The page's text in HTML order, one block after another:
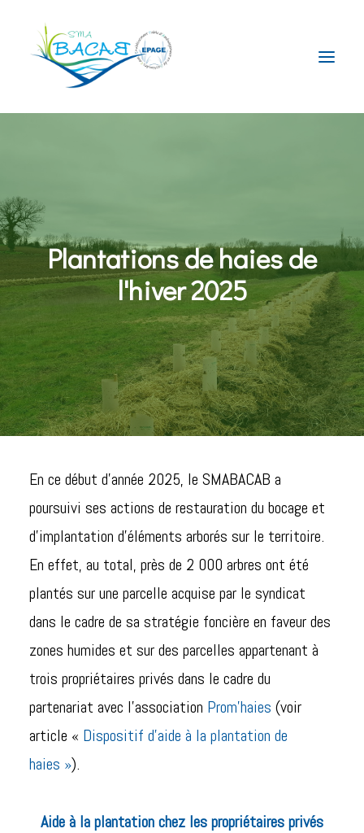
Le Territoire
Nos Actions
Actualités
Contact
Plantations de haies de
l'hiver 2025
En ce début d’année 2025, le SMABACAB a
poursuivi ses actions de restauration du bocage et
d’implantation d’éléments arborés sur le territoire.
En effet, au total, près de 2 000 arbres ont été
plantés sur une parcelle acquise par le syndicat
dans le cadre de sa stratégie foncière en faveur des
zones humides et sur des parcelles appartenant à
trois propriétaires privés dans le cadre du
partenariat avec l’association Prom’haies (voir
article « Dispositif d’aide à la plantation de
haies »).
Aide à la plantation chez les propriétaires privés